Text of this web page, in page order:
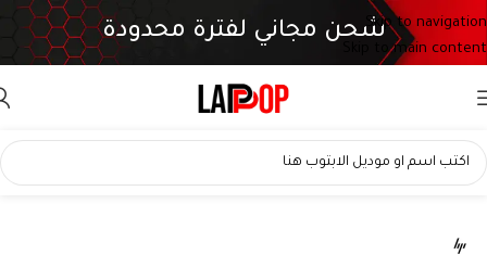
Skip to navigation
Skip to main content
شحن مجاني لفترة محدودة